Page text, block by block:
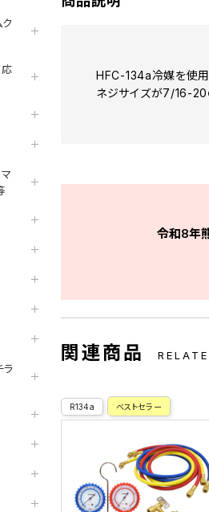
ラ
HFC-134a冷媒を使用
ネジサイズが7/16-20
令和8年
関連商品
R134a ベストセラー